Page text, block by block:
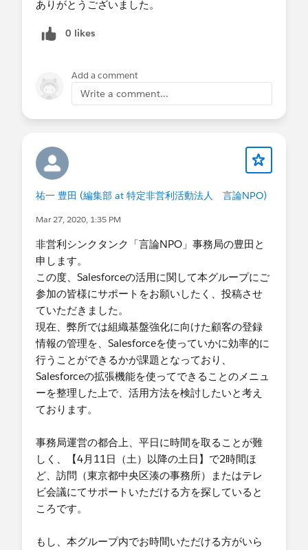
- いいえ
・支援の時間帯(複数回答可)
-どちらでも可
・支援時期
ありがとうございました。
0 likes
Add a comment
Write a comment...
祐一 豊田 (編集部 at 特定非営利活動法人 言論NPO)
Mar 27, 2020, 1:35 PM
非営利シンクタンク「言論NPO」事務局の豊田と
申します。
この度、Salesforceの活用に関して本グループにご
参加の皆様にサポートをお願いしたく、投稿させ
ていただきました。
現在、弊所では組織基盤強化に向けた顧客の登録
情報の管理を、Salesforceを使っていかに効率的に
行うことができるかが課題となっており、
Salesforceの拡張機能を使ってできることのメニュ
ーを整理した上で、活用方法を検討したいと考え
ております。
事務局運営の都合上、平日に時間を取ることが難
しく、【4月11日（土）以降の土日】で2時間ほ
ど、訪問（東京都中央区湊の事務所）またはテレ
ビ会議にてサポートいただける方を探していると
ころです。
もし、本グループ内でお時間いただける方がいら